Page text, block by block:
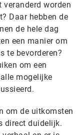
veranderd worden
Daar hebben de
de hele dag
een manier om
te bevorderen?
om een
mogelijke
om de uitkomsten
direct duidelijk.